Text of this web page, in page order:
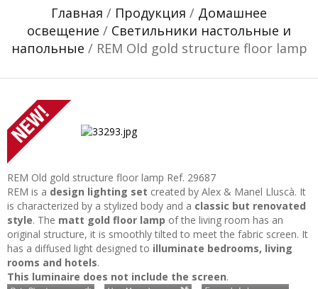
Главная / Продукция / Домашнее
освещение / Светильники настольные и
напольные / REM Old gold structure floor lamp
REM Old gold structure floor lamp Ref. 29687
REM is a design lighting set created by Alex & Manel Lluscà. It
is characterized by a stylized body and a classic but renovated
style. The matt gold floor lamp of the living room has an
original structure, it is smoothly tilted to meet the fabric screen. It
has a diffused light designed to illuminate bedrooms, living
rooms and hotels.
This luminaire does not include the screen.